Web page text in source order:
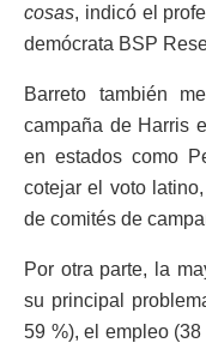
cosas, indicó el
demócrata BSP
Barreto también
campaña de Harris
en estados como
cotejar el voto
de comités de
Por otra parte, la
su principal
59 %), el empleo